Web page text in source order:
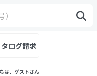
ログ請求
は、ゲストさん